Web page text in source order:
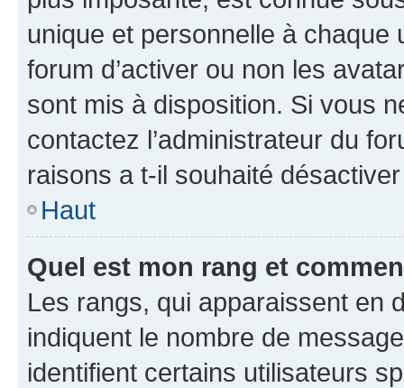
unique et personnelle à chaque
forum d’activer ou non les
sont mis à disposition. Si vous
contactez l’administrateur du
raisons a t-il souhaité
Haut
Quel est mon rang et
Les rangs, qui apparaissent en
indiquent le nombre de
identifient certains utilisateurs